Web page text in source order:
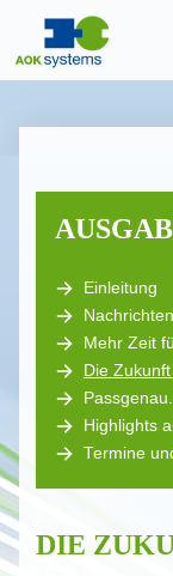
Einleitung
Mehr Zeit
Die
Highlights
Termine
DIE